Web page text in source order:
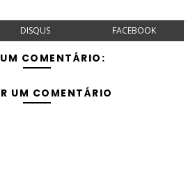
DISQUS FACEBOOK
COMENTÁRIO:
UM COMENTÁRIO